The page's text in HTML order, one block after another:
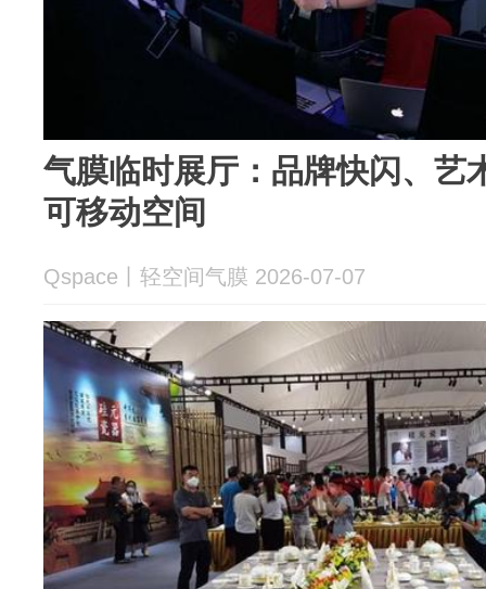
气膜临时展厅：品牌快闪、艺
可移动空间
Qspace丨轻空间气膜 2026-07-07